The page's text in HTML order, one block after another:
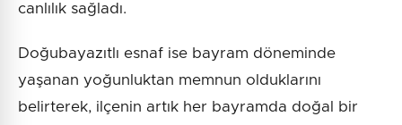
canlılık sağladı.
Doğubayazıtlı esnaf ise bayram döneminde
yaşanan yoğunluktan memnun olduklarını
belirterek, ilçenin artık her bayramda doğal bir